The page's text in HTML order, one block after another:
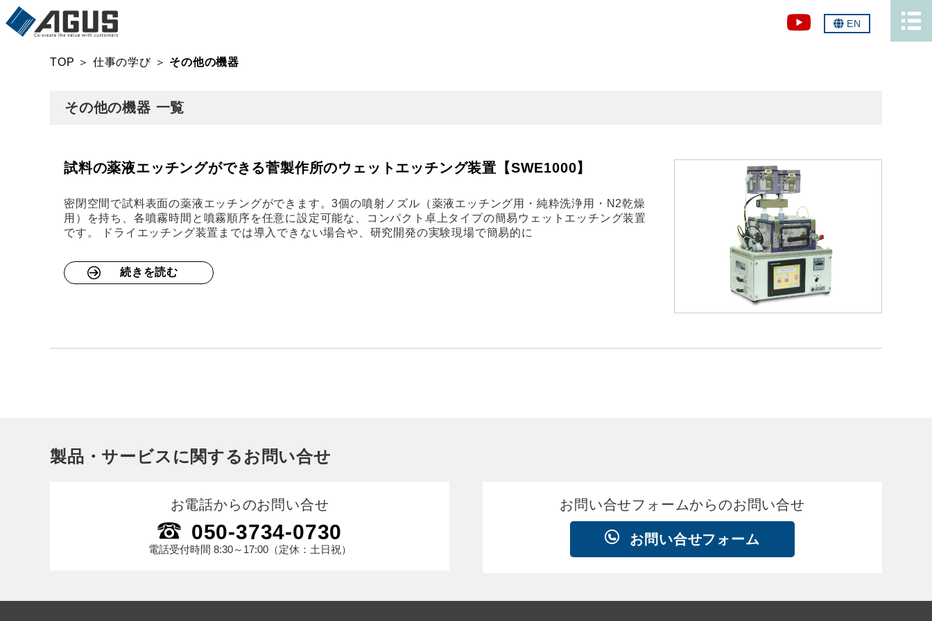
EN
TOP ＞ 仕事の学び＞ その他の機器
その他の機器 一覧
試料の薬液エッチングができる菅製作所のウェットエッチング装置【SWE1000】
密閉空間で試料表面の薬液エッチングができます。3個の噴射ノズル（薬液エッチング用・純粋洗浄用・N2乾燥
用）を持ち、各噴霧時間と噴霧順序を任意に設定可能な、コンパクト卓上タイプの簡易ウェットエッチング装置
です。 ドライエッチング装置までは導入できない場合や、研究開発の実験現場で簡易的に
続きを読む
製品・サービスに関するお問い合せ
お電話からのお問い合せ
050-3734-0730
電話受付時間 8:30～17:00（定休：土日祝）
お問い合せフォームからのお問い合せ
お問い合せフォーム